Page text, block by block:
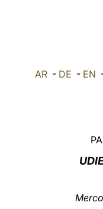
AR- DE - EN